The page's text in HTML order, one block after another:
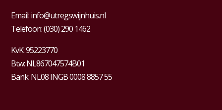
Email:info@utregswijnhuis.nl
Telefoon:(030) 290 1462
KvK:95223770
Btw:NL867047574B01
Bank: NL08 INGB 0008 8857 55